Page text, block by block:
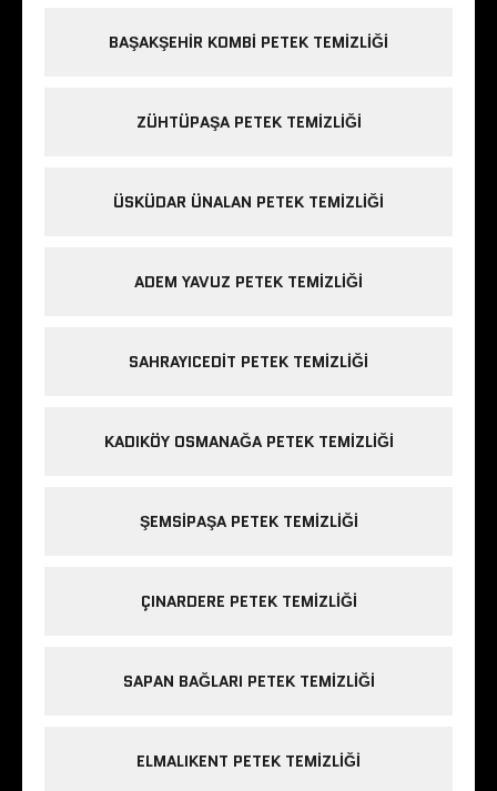
BAŞAKŞEHIR KOMBI PETEK TEMIZLIĞI
ZÜHTÜPAŞA PETEK TEMIZLIĞI
ÜSKÜDAR ÜNALAN PETEK TEMIZLIĞI
ADEM YAVUZ PETEK TEMIZLIĞI
SAHRAYICEDIT PETEK TEMIZLIĞI
KADIKÖY OSMANAĞA PETEK TEMIZLIĞI
ŞEMSIPAŞA PETEK TEMIZLIĞI
ÇINARDERE PETEK TEMIZLIĞI
SAPAN BAĞLARI PETEK TEMIZLIĞI
ELMALIKENT PETEK TEMIZLIĞI